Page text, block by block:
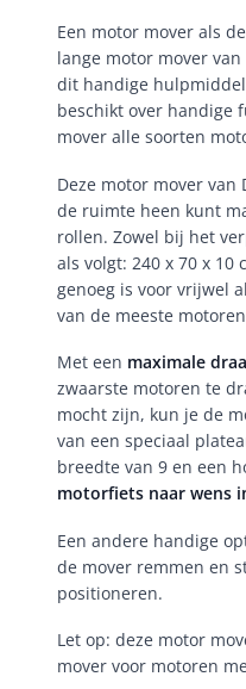
Een motor mover als
lange motor mover
dit handige
beschikt over handige
mover alle soorten
Deze motor mover van
de ruimte heen kunt
rollen. Zowel bij het
als volgt: 240 x 70 x
genoeg is voor vrijwel
van de meeste
Met een maximale
zwaarste motoren te
mocht zijn, kun je de
van een speciaal
breedte van 9 en een
motorfiets naar wens
Een andere handige
de mover remmen en
positioneren.
Let op: deze motor
mover voor motoren